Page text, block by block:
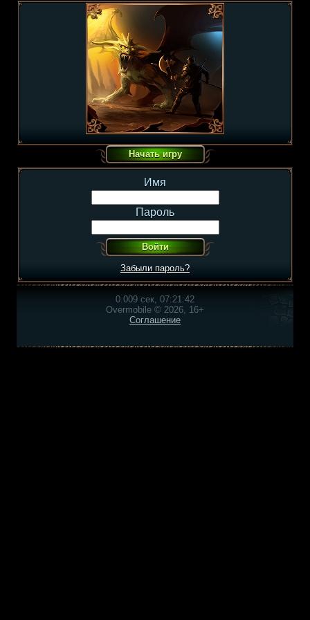
Имя
Пароль
Забыли пароль?
0.009 сек, 07:21:42
Overmobile © 2026, 16+
Соглашение